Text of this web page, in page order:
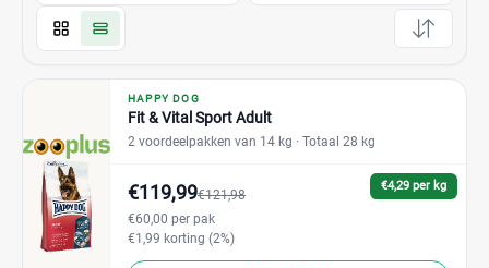
HAPPY DOG
Fit & Vital Sport Adult
2 voordeelpakken van 14 kg · Totaal 28 kg
€4,29 per kg
€119,99€121,98
€60,00 per pak
€1,99 korting (2%)